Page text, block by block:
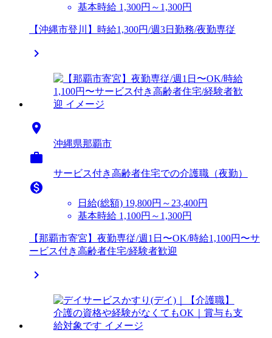
基本時給 1,300円～1,300円
【沖縄市登川】時給1,300円/週3日勤務/夜勤専従


沖縄県那覇市

サービス付き高齢者住宅での介護職（夜勤）

日給(総額) 19,800円～23,400円
基本時給 1,100円～1,300円
【那覇市寄宮】夜勤専従/週1日〜OK/時給1,100円〜サ
ービス付き高齢者住宅/経験者歓迎
